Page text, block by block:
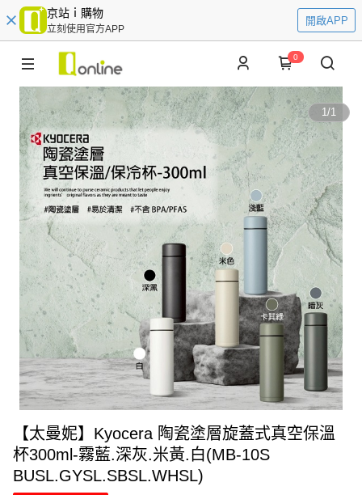
京站ｉ購物
立刻使用官方APP
開啟APP
0
1/1
【太曼妮】Kyocera 陶瓷塗層旋蓋式真空保溫
杯300ml-霧藍.深灰.米黃.白(MB-10S
BUSL.GYSL.SBSL.WHSL)